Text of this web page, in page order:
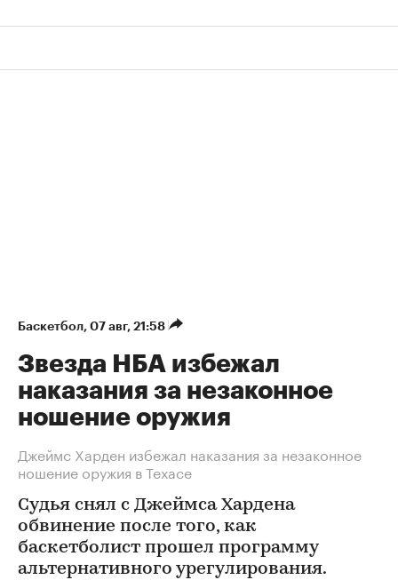
Баскетбол⁠, 07 авг, 21:58
Звезда НБА избежал
наказания за незаконное
ношение оружия
Джеймс Харден избежал наказания за незаконное
ношение оружия в Техасе
Судья снял с Джеймса Хардена
обвинение после того, как
баскетболист прошел программу
альтернативного урегулирования.